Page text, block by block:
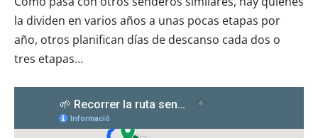
la dividen en varios años a unas pocas etapas por
año, otros planifican días de descanso cada dos o
tres etapas…